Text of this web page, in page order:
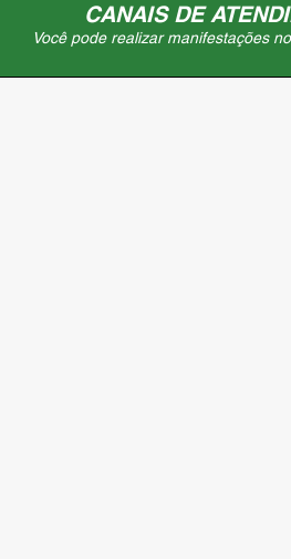
CANAIS DE
Você pode realizar manifestações